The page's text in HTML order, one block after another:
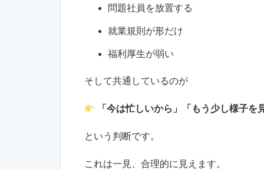
問題社員を放置する
就業規則が形だけ
福利厚生が弱い
そして共通しているのが
「今は忙しいから」「もう少し様子を
という判断です。
これは一見、合理的に見えます。